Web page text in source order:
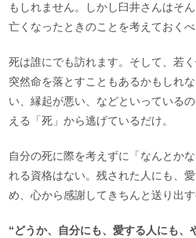
もしれません。しかし臼井さんはそ
亡くなったときのことを考えておくべ
死は誰にでも訪れます。そして、若
突然命を落とすこともあるかもしれ
い、縁起が悪い、などといっている
える「死」から逃げているだけ。
自分の死に際を考えずに「なんとか
れる資格はない。残された人にも、
め、心から感謝してきちんと送り出す
“どうか、自分にも、愛する人にも、